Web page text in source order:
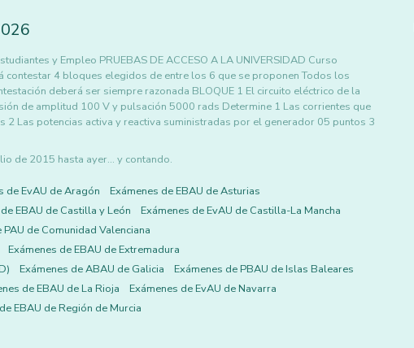
y Empleo PRUEBAS DE ACCESO A LA UNIVERSIDAD Curso
contestar 4 bloques elegidos de entre los 6 que se proponen Todos los
deberá ser siempre razonada BLOQUE 1 El circuito eléctrico de la
de amplitud 100 V y pulsación 5000 rads Determine 1 Las corrientes que
2 Las potencias activa y reactiva suministradas por el generador 05 puntos 3
de 2015 hasta ayer... y contando.
de EvAU de Aragón
Exámenes de EBAU de Asturias
EBAU de Castilla y León
Exámenes de EvAU de Castilla-La Mancha
PAU de Comunidad Valenciana
Exámenes de EBAU de Extremadura
Exámenes de ABAU de Galicia
Exámenes de PBAU de Islas Baleares
de EBAU de La Rioja
Exámenes de EvAU de Navarra
EBAU de Región de Murcia